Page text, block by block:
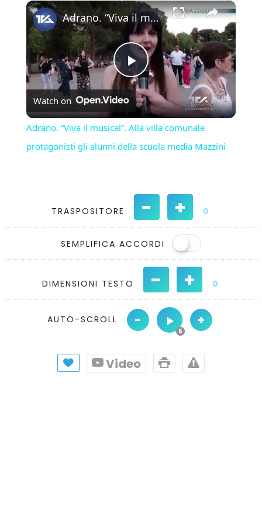
Play Unmute Fullscreen ×
Play
Video
Adrano. “Viva il musical”. Alla villa comunale protagonisti gli alunni della scuola media Mazzini
Watch on
Adrano. “Viva il musical”. Alla villa comunale
protagonisti gli alunni della scuola media Mazzini
TRASPOSITORE - + 0
SEMPLIFICA ACCORDI
DIMENSIONI TESTO - + 0
AUTO-SCROLL - +
Video